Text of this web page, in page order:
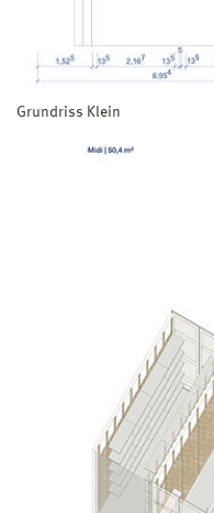
Grundriss Klein